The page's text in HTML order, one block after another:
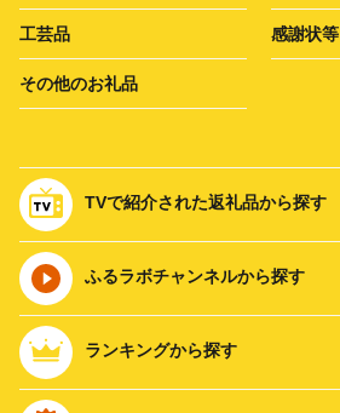
工芸品 感謝状等
その他のお礼品
TVで紹介された返礼品から探す
ふるラボチャンネルから探す
ランキングから探す